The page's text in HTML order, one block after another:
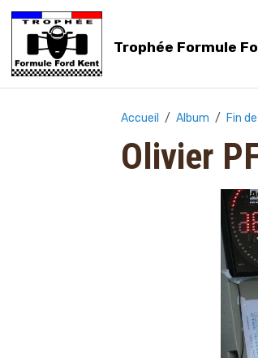
Trophée Formule
Accueil Album Fin
Olivier